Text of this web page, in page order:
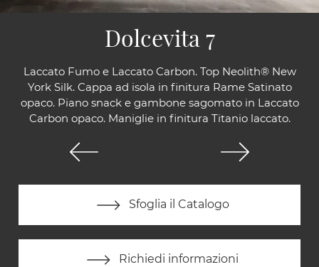
Laccato Fumo e Laccato Carbon. Top Neolith® New
York Silk. Cappa ad isola in finitura Rame Satinato
opaco. Piano snack e gambone sagomato in Laccato
Carbon opaco. Maniglie in finitura Titanio laccato.
Sfoglia il Catalogo
Richiedi informazioni
Dolcevita 7